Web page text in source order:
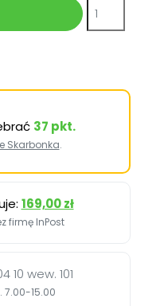
37 pkt.
Skarbonka.
169,00 zł
firmę InPost
10 wew. 101
7.00-15.00